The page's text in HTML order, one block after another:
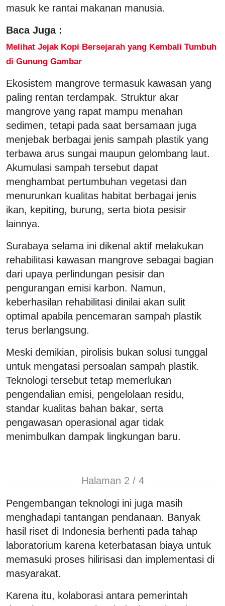
masuk ke rantai makanan manusia.
Baca Juga :
Melihat Jejak Kopi Bersejarah yang Kembali Tumbuh
di Gunung Gambar
Ekosistem mangrove termasuk kawasan yang
paling rentan terdampak. Struktur akar
mangrove yang rapat mampu menahan
sedimen, tetapi pada saat bersamaan juga
menjebak berbagai jenis sampah plastik yang
terbawa arus sungai maupun gelombang laut.
Akumulasi sampah tersebut dapat
menghambat pertumbuhan vegetasi dan
menurunkan kualitas habitat berbagai jenis
ikan, kepiting, burung, serta biota pesisir
lainnya.
Surabaya selama ini dikenal aktif melakukan
rehabilitasi kawasan mangrove sebagai bagian
dari upaya perlindungan pesisir dan
pengurangan emisi karbon. Namun,
keberhasilan rehabilitasi dinilai akan sulit
optimal apabila pencemaran sampah plastik
terus berlangsung.
Meski demikian, pirolisis bukan solusi tunggal
untuk mengatasi persoalan sampah plastik.
Teknologi tersebut tetap memerlukan
pengendalian emisi, pengelolaan residu,
standar kualitas bahan bakar, serta
pengawasan operasional agar tidak
menimbulkan dampak lingkungan baru.
Halaman 2 / 4
Pengembangan teknologi ini juga masih
menghadapi tantangan pendanaan. Banyak
hasil riset di Indonesia berhenti pada tahap
laboratorium karena keterbatasan biaya untuk
memasuki proses hilirisasi dan implementasi di
masyarakat.
Karena itu, kolaborasi antara pemerintah